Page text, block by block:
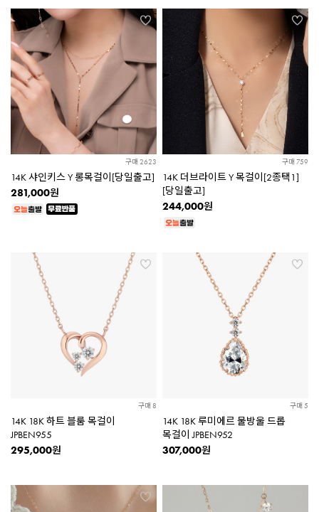
구매 2623
14K 샤인키스 Y 롱목걸이[당일출고]
281,000원
구매 759
14K 더브라이트 Y 목걸이[2종택1]
[당일출고]
244,000원
구매 8
14K 18K 하트 블룸 목걸이
JPBEN955
295,000원
구매 5
14K 18K 루미에르 물방울 드롭
목걸이 JPBEN952
307,000원